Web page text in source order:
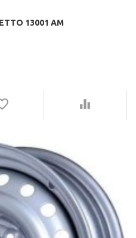
13001 AM